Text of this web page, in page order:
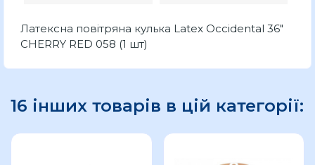
Латексна повітряна кулька Latex Occidental 36"
CHERRY RED 058 (1 шт)
16 інших товарів в цій категорії: